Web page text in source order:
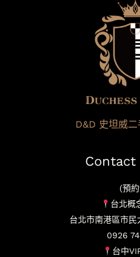
D&D 史坦威
Contact
(預
台北概
台北市南港區市民
0926
台中